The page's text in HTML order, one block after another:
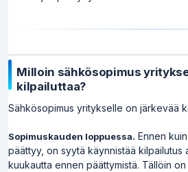
Milloin sähkösopimus
kilpailuttaa?
Sähkösopimus yritykselle on järkevää
Sopimuskauden loppuessa. Ennen
päättyy, on syytä käynnistää kilpailutus
kuukautta ennen päättymistä. Tällöin